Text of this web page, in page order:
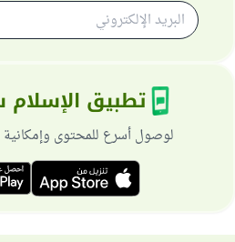
تطبيق
لوصول أسرع للمحتوى